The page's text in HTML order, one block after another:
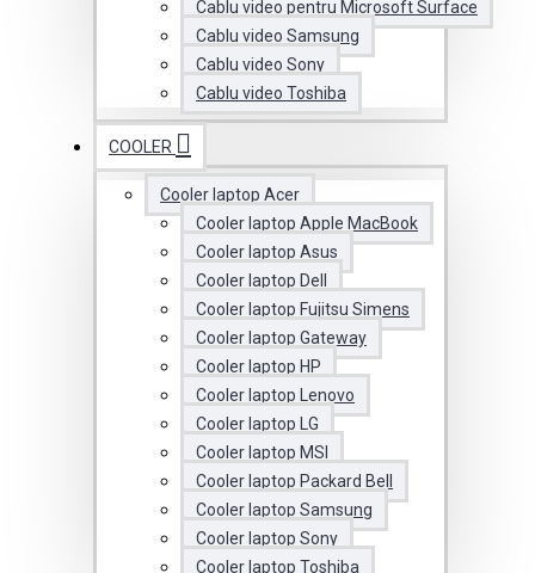
Cablu video pentru Microsoft Surface
Cablu video Samsung
Cablu video Sony
Cablu video Toshiba
COOLER
Cooler laptop Acer
Cooler laptop Apple MacBook
Cooler laptop Asus
Cooler laptop Dell
Cooler laptop Fujitsu Simens
Cooler laptop Gateway
Cooler laptop HP
Cooler laptop Lenovo
Cooler laptop LG
Cooler laptop MSI
Cooler laptop Packard Bell
Cooler laptop Samsung
Cooler laptop Sony
Cooler laptop Toshiba